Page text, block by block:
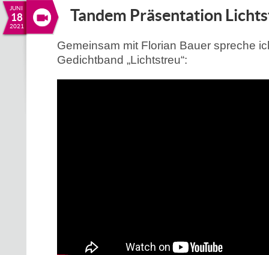
JUNI
18
2021
Tandem Präsentation
Gemeinsam mit Florian Bauer spreche
Gedichtband „Lichtstreu“: